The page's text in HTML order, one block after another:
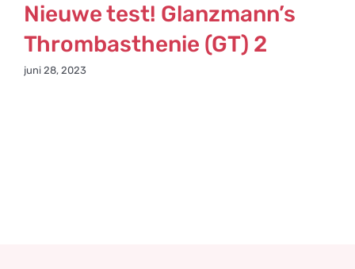
Nieuwe test! Glanzmann’s
Thrombasthenie (GT) 2
juni 28, 2023